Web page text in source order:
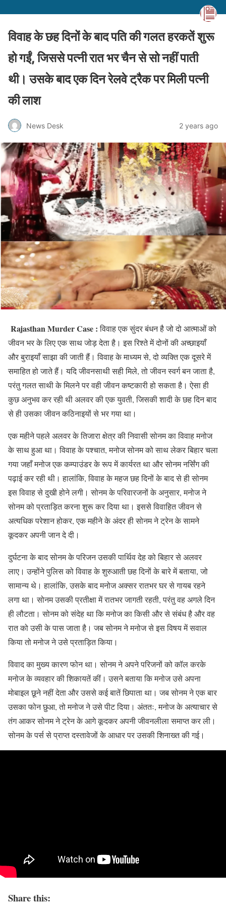
विवाह के छह दिनों के बाद पति की गलत हरकतें शुरू
हो गईं, जिससे पत्नी रात भर चैन से सो नहीं पाती
थी। उसके बाद एक दिन रेलवे ट्रैक पर मिली पत्नी
की लाश
News Desk 2 years ago
Rajasthan Murder Case :विवाह एक सुंदर बंधन है जो दो आत्माओं को
जीवन भर के लिए एक साथ जोड़ देता है। इस रिश्ते में दोनों की अच्छाइयाँ
और बुराइयाँ साझा की जाती हैं। विवाह के माध्यम से, दो व्यक्ति एक दूसरे में
समाहित हो जाते हैं। यदि जीवनसाथी सही मिले, तो जीवन स्वर्ग बन जाता है,
परंतु गलत साथी के मिलने पर वही जीवन कष्टकारी हो सकता है। ऐसा ही
कुछ अनुभव कर रही थी अलवर की एक युवती, जिसकी शादी के छह दिन बाद
से ही उसका जीवन कठिनाइयों से भर गया था।
एक महीने पहले अलवर के तिजारा क्षेत्र की निवासी सोनम का विवाह मनोज
के साथ हुआ था। विवाह के पश्चात, मनोज सोनम को साथ लेकर बिहार चला
गया जहाँ मनोज एक कम्पाउंडर के रूप में कार्यरत था और सोनम नर्सिंग की
पढ़ाई कर रही थी। हालांकि, विवाह के महज छह दिनों के बाद से ही सोनम
इस विवाह से दुखी होने लगी। सोनम के परिवारजनों के अनुसार, मनोज ने
सोनम को प्रताड़ित करना शुरू कर दिया था। इससे विवाहित जीवन से
अत्यधिक परेशान होकर, एक महीने के अंदर ही सोनम ने ट्रेन के सामने
कूदकर अपनी जान दे दी।
दुर्घटना के बाद सोनम के परिजन उसकी पार्थिव देह को बिहार से अलवर
लाए। उन्होंने पुलिस को विवाह के शुरुआती छह दिनों के बारे में बताया, जो
सामान्य थे। हालांकि, उसके बाद मनोज अक्सर रातभर घर से गायब रहने
लगा था। सोनम उसकी प्रतीक्षा में रातभर जागती रहती, परंतु वह अगले दिन
ही लौटता। सोनम को संदेह था कि मनोज का किसी और से संबंध है और वह
रात को उसी के पास जाता है। जब सोनम ने मनोज से इस विषय में सवाल
किया तो मनोज ने उसे प्रताड़ित किया।
विवाद का मुख्य कारण फोन था। सोनम ने अपने परिजनों को कॉल करके
मनोज के व्यवहार की शिकायतें कीं। उसने बताया कि मनोज उसे अपना
मोबाइल छूने नहीं देता और उससे कई बातें छिपाता था। जब सोनम ने एक बार
उसका फोन छुआ, तो मनोज ने उसे पीट दिया। अंततः, मनोज के अत्याचार से
तंग आकर सोनम ने ट्रेन के आगे कूदकर अपनी जीवनलीला समाप्त कर ली।
सोनम के पर्स से प्राप्त दस्तावेजों के आधार पर उसकी शिनाख्त की गई।
Share this: